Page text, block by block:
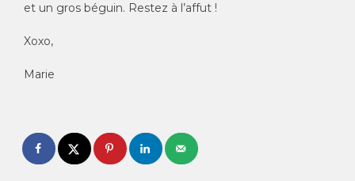
et un gros béguin. Restez à l’affut !
Xoxo,
Marie